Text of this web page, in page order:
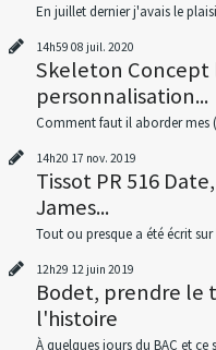
En juillet dernier j'avais le
14h59 08 juil. 2020
Skeleton Concept
personnalisation...
Comment faut il aborder mes
14h20 17 nov. 2019
Tissot PR 516
James...
Tout ou presque a été écrit
12h29 12 juin 2019
Bodet, prendre le
l'histoire
À quelques jours du BAC et ce